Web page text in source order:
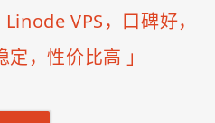
VPS，口碑好，
定，性价比高 」